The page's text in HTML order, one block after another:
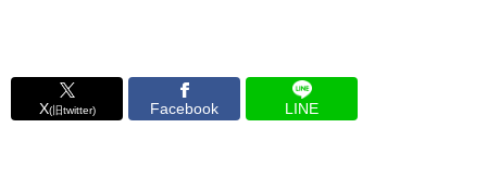
X(旧twitter) Facebook LINE